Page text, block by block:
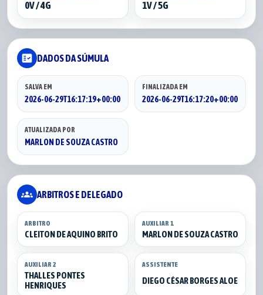
0V / 4G 1V / 5G
fact_check DADOS DA SÚMULA
SALVA EM
2026-06-29T16:17:19+00:00
FINALIZADA EM
2026-06-29T16:17:20+00:00
ATUALIZADA POR
MARLON DE SOUZA CASTRO
groups ARBITROS E DELEGADO
ARBITRO
CLEITON DE AQUINO BRITO
AUXILIAR 1
MARLON DE SOUZA CASTRO
AUXILIAR 2
THALLES PONTES
HENRIQUES
ASSISTENTE
DIEGO CÉSAR BORGES ALOE